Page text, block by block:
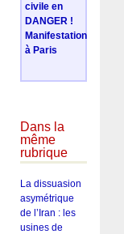
civile en
DANGER !
Manifestation
à Paris
Dans la
même
rubrique
La dissuasion
asymétrique
de l’Iran : les
usines de